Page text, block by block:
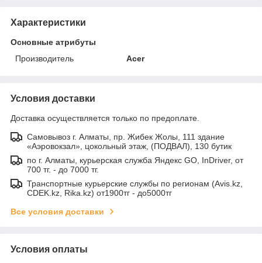
Характеристики
Основные атрибуты
Производитель
Acer
Условия доставки
Доставка осуществляется только по предоплате.
Самовывоз г. Алматы, пр. Жибек Жолы, 111 здание
«Аэровокзал», цокольный этаж, (ПОДВАЛ), 130 бутик
по г. Алматы, курьерская служба Яндекс GO, InDriver, от
700 тг. - до 7000 тг.
Транспортные курьерские службы по регионам (Avis.kz,
CDEK.kz, Rika.kz) от1900тг - до5000тг
Все условия доставки
Условия оплаты